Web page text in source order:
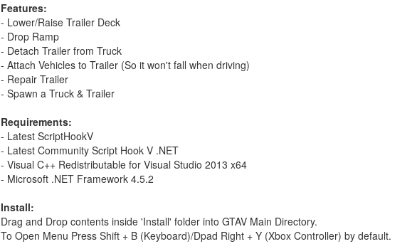
Features:
- Lower/Raise Trailer Deck
- Drop Ramp
- Detach Trailer from Truck
- Attach Vehicles to Trailer (So it won't fall when driving)
- Repair Trailer
- Spawn a Truck & Trailer
Requirements:
- Latest ScriptHookV
- Latest Community Script Hook V .NET
- Visual C++ Redistributable for Visual Studio 2013 x64
- Microsoft .NET Framework 4.5.2
Install:
Drag and Drop contents inside 'Install' folder into GTAV Main Directory.
To Open Menu Press Shift + B (Keyboard)/Dpad Right + Y (Xbox Controller) by default.